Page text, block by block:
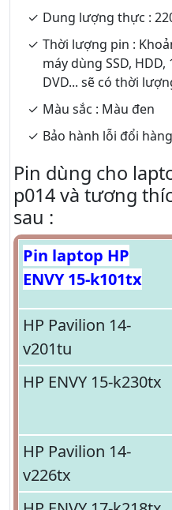
Dung lượng thực :
Thời lượng pin :
máy dùng SSD,
DVD... sẽ có thời
Màu sắc : Màu đen
Bảo hành lỗi đổi
Pin dùng cho
p014 và tương
sau :
Pin laptop HP
ENVY 15-k101tx
HP Pavilion 14-
v201tu
HP ENVY 15-k230tx
HP Pavilion 14-
v226tx